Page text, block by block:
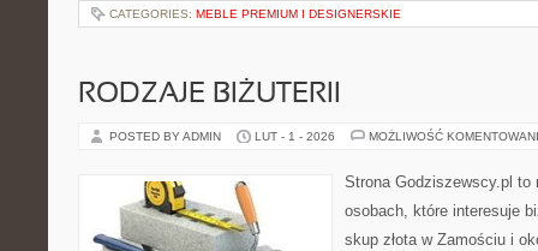
CATEGORIES: MEBLE PREMIUM I DESIGNERSKIE
RODZAJE BIŻUTERII
POSTED BY ADMIN LUT - 1 - 2026 MOŻLIWOŚĆ
Strona Godziszewscy.pl
osobach, które interesuje
skup złota w Zamościu i